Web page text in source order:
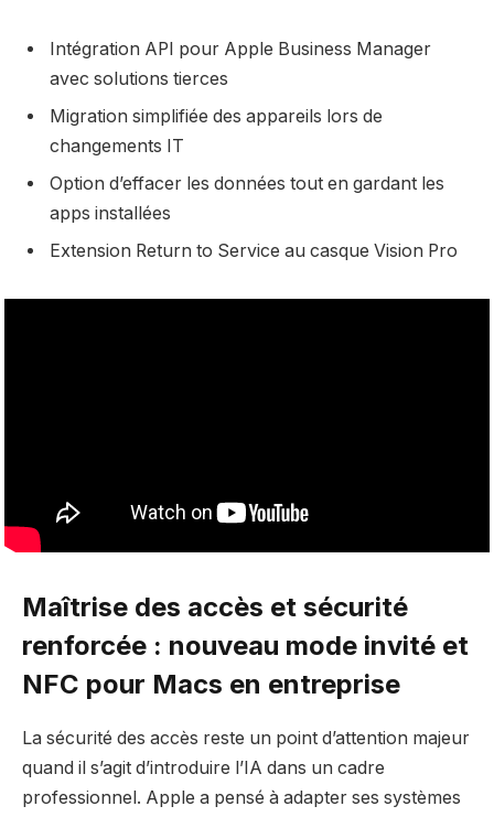
Intégration API pour Apple Business Manager
avec solutions tierces
Migration simplifiée des appareils lors de
changements IT
Option d’effacer les données tout en gardant les
apps installées
Extension Return to Service au casque Vision Pro
Maîtrise des accès et sécurité
renforcée : nouveau mode invité et
NFC pour Macs en entreprise
La sécurité des accès reste un point d’attention majeur
quand il s’agit d’introduire l’IA dans un cadre
professionnel. Apple a pensé à adapter ses systèmes